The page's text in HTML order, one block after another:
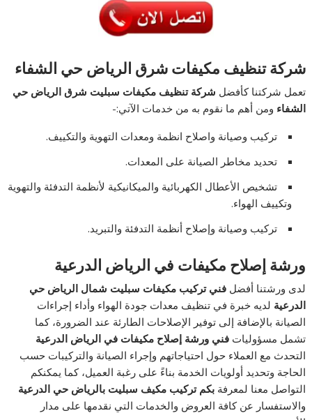
شركة تنظيف مكيفات شرق الرياض حي الشفاء
تعمل شركتنا كأفضل شركة تنظيف مكيفات سبليت شرق الرياض حي
الشفاء ومن أهم ما نقوم به من خدمات الآتي:-
تركيب وصيانة واصلاح انظمة ومعدات التهوية والتكييف.
تحديد مخاطر الصيانة على المعدات.
تشخيص الأعطال الكهربائية والميكانيكية لأنظمة التدفئة والتهوية
وتكييف الهواء.
تركيب وصيانة وإصلاح أنظمة التدفئة والتبريد.
ورشة إصلاح مكيفات في الرياض الدرعية
لدى ورشتنا أفضلفني تركيب مكيفات سبليت شمال الرياض حي
الدرعية لديه خبرة في تنظيف معدات جودة الهواء وأداء إجراءات
الصيانة بالإضافة إلى توفير الإصلاحات الطارئة عند الضرورة، كما
تشمل مسؤولياتفني ورشة إصلاح مكيفات في الرياض الدرعية
التحدث مع العملاء حول احتياجاتهم وإجراء الصيانة والتركيبات حسب
الحاجة وتحديد أولويات الخدمة بناءً على رغبة العميل، كما يمكنكم
التواصل معنا لمعرفةبكم تركيب مكيف سبليت بالرياض حي الدرعية
والاستفسار عن كافة العروض والخدمات التي نقدمها على مدار